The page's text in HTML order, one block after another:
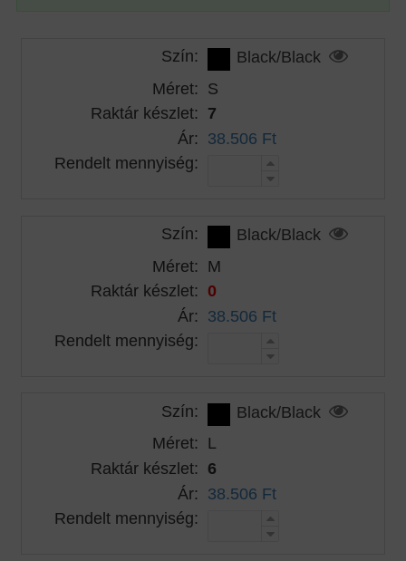
Szín:
Black/Black
Méret: S
Raktár készlet: 7
Ár: 38.506 Ft
Rendelt mennyiség:
Szín:
Black/Black
Méret: M
Raktár készlet: 0
Ár: 38.506 Ft
Rendelt mennyiség:
Szín:
Black/Black
Méret: L
Raktár készlet: 6
Ár: 38.506 Ft
Rendelt mennyiség: